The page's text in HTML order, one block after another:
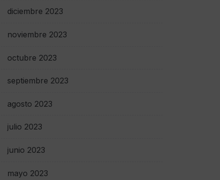
diciembre 2023
noviembre 2023
octubre 2023
septiembre 2023
agosto 2023
julio 2023
junio 2023
mayo 2023